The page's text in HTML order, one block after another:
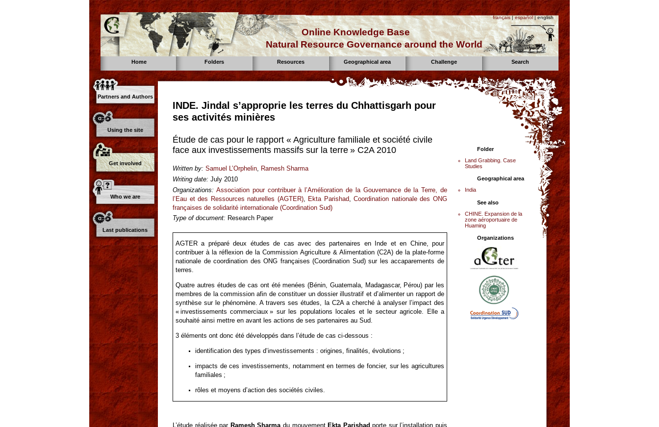
français|español| english
Online Knowledge Base
Natural Resource Governance around the World
Home Folders Resources Geographical area Challenge Search
Partners and Authors
Using the site
Get involved
Who we are
Last publications
INDE. Jindal s’approprie les terres du Chhattisgarh pour
ses activités minières
Étude de cas pour le rapport « Agriculture familiale et société civile
face aux investissements massifs sur la terre » C2A 2010
Written by: Samuel L’Orphelin
Ramesh Sharma
Writing date: July 2010
Organizations: Association pour contribuer à l’Amélioration de la Gouvernance de la Terre, de
l’Eau et des Ressources naturelles (AGTER), Ekta Parishad,Coordination nationale des ONG
françaises de solidarité internationale (Coordination Sud)
Type of document: Research Paper
AGTER a préparé deux études de cas avec des partenaires en Inde et en Chine, pour
contribuer à la réflexion de la Commission Agriculture & Alimentation (C2A) de la plate-forme
nationale de coordination des ONG françaises (Coordination Sud) sur les accaparements de
terres.
Quatre autres études de cas ont été menées (Bénin, Guatemala, Madagascar, Pérou) par les
membres de la commission afin de constituer un dossier illustratif et d’alimenter un rapport de
synthèse sur le phénomène. A travers ses études, la C2A a cherché à analyser l’impact des
« investissements commerciaux » sur les populations locales et le secteur agricole. Elle a
souhaité ainsi mettre en avant les actions de ses partenaires au Sud.
3 éléments ont donc été développés dans l’étude de cas ci-dessous :
identification des types d’investissements : origines, finalités, évolutions ;
impacts de ces investissements, notamment en termes de foncier, sur les agricultures
familiales ;
rôles et moyens d’action des sociétés civiles.
L’étude réalisée par Ramesh Sharmadu mouvement Ekta Parishad porte sur l’installation puis
Folder
Land Grabbing. Case
Studies
Geographical area
India
See also
CHINE. Expansion de la
zone aéroportuaire de
Huaming
Organizations